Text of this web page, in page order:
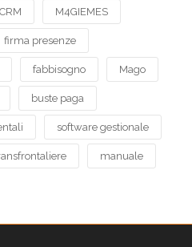
M4GIEMES
firma presenze
fabbisogno Mago
buste paga
software gestionale
manuale